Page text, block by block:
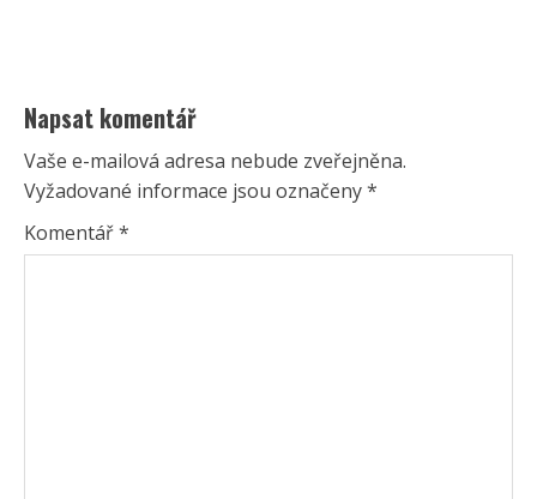
Napsat komentář
Vaše e-mailová adresa nebude zveřejněna.
Vyžadované informace jsou označeny*
Komentář*